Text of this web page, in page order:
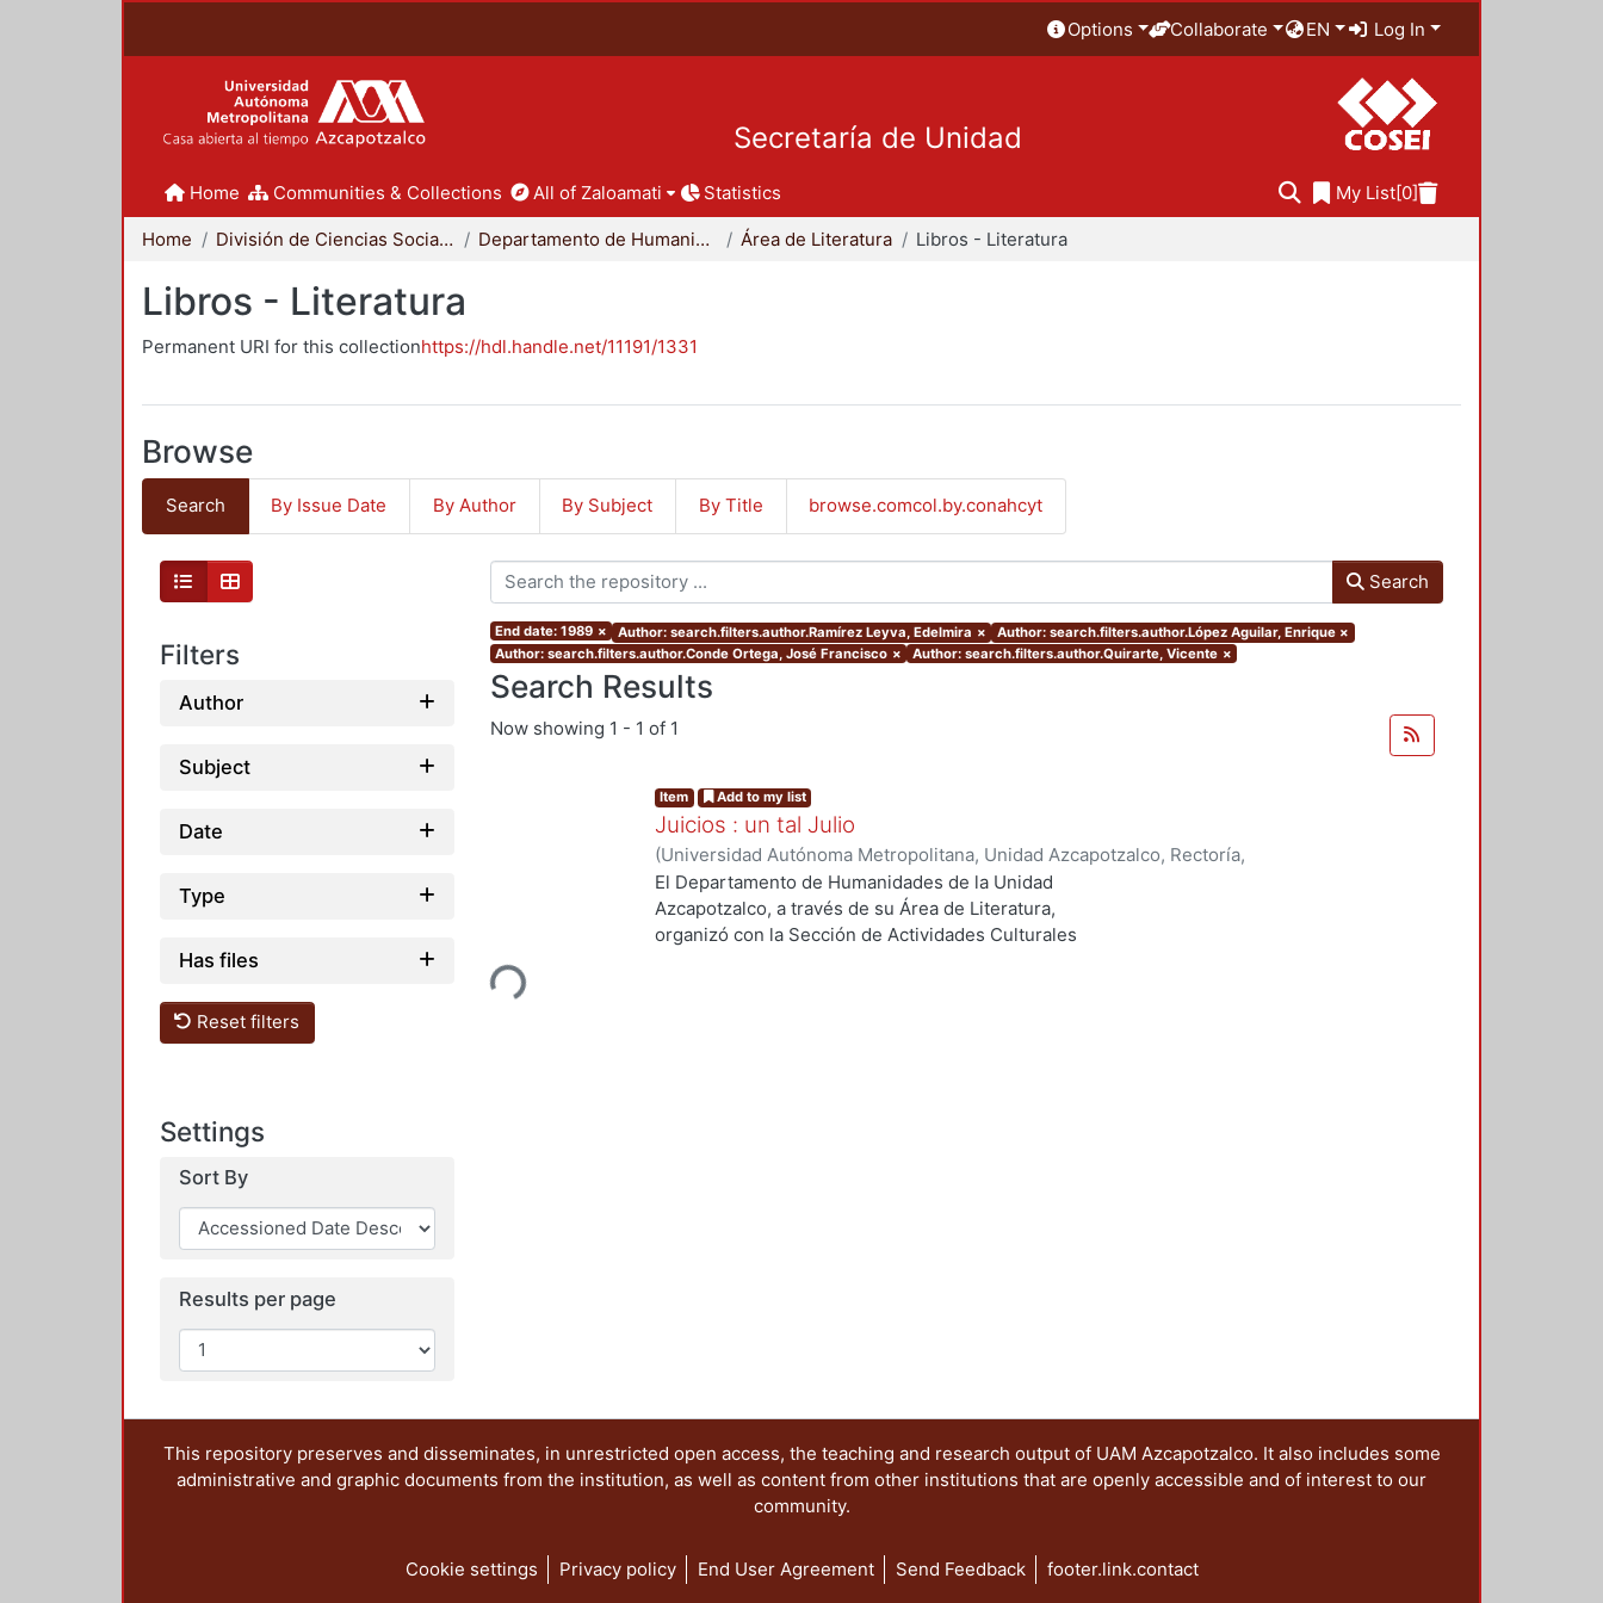
Options Collaborate EN Log In
Secretaría de Unidad
Home Communities & Collections All of Zaloamati Statistics My List[0]
Home División de Ciencias Sociales y Humanidades Departamento de Humanidades Área de Literatura Libros - Literatura
Libros - Literatura
Permanent URI for this collectionhttps://hdl.handle.net/11191/1331
Browse
Search By Issue Date By Author By Subject By Title browse.comcol.by.conahcyt
Filters
Author
Subject
Date
Type
Has files
Reset filters
Settings
Sort By
Results per page
Search
End date: 1989 × Author: search.filters.author.Ramírez Leyva, Edelmira × Author: search.filters.author.López Aguilar, Enrique ×
Author: search.filters.author.Conde Ortega, José Francisco × Author: search.filters.author.Quirarte, Vicente ×
Search Results
Now showing 1 - 1 of 1
Loading...
Item Add to my list
Juicios : un tal Julio
(Universidad Autónoma Metropolitana, Unidad Azcapotzalco, Rectoría,
Coordinación de Extensión Universitaria ,1985)
Rivas Iturralde, Vladimiro; López Aguilar, Enrique
Edelmira
El Departamento de Humanidades de la Unidad
Azcapotzalco, a través de su Área de Literatura,
organizó con la Sección de Actividades Culturales
This repository preserves and disseminates, in unrestricted open access, the teaching and research output of UAM Azcapotzalco. It also includes some
administrative and graphic documents from the institution, as well as content from other institutions that are openly accessible and of interest to our
community.
Cookie settings Privacy policy End User Agreement Send Feedback footer.link.contact